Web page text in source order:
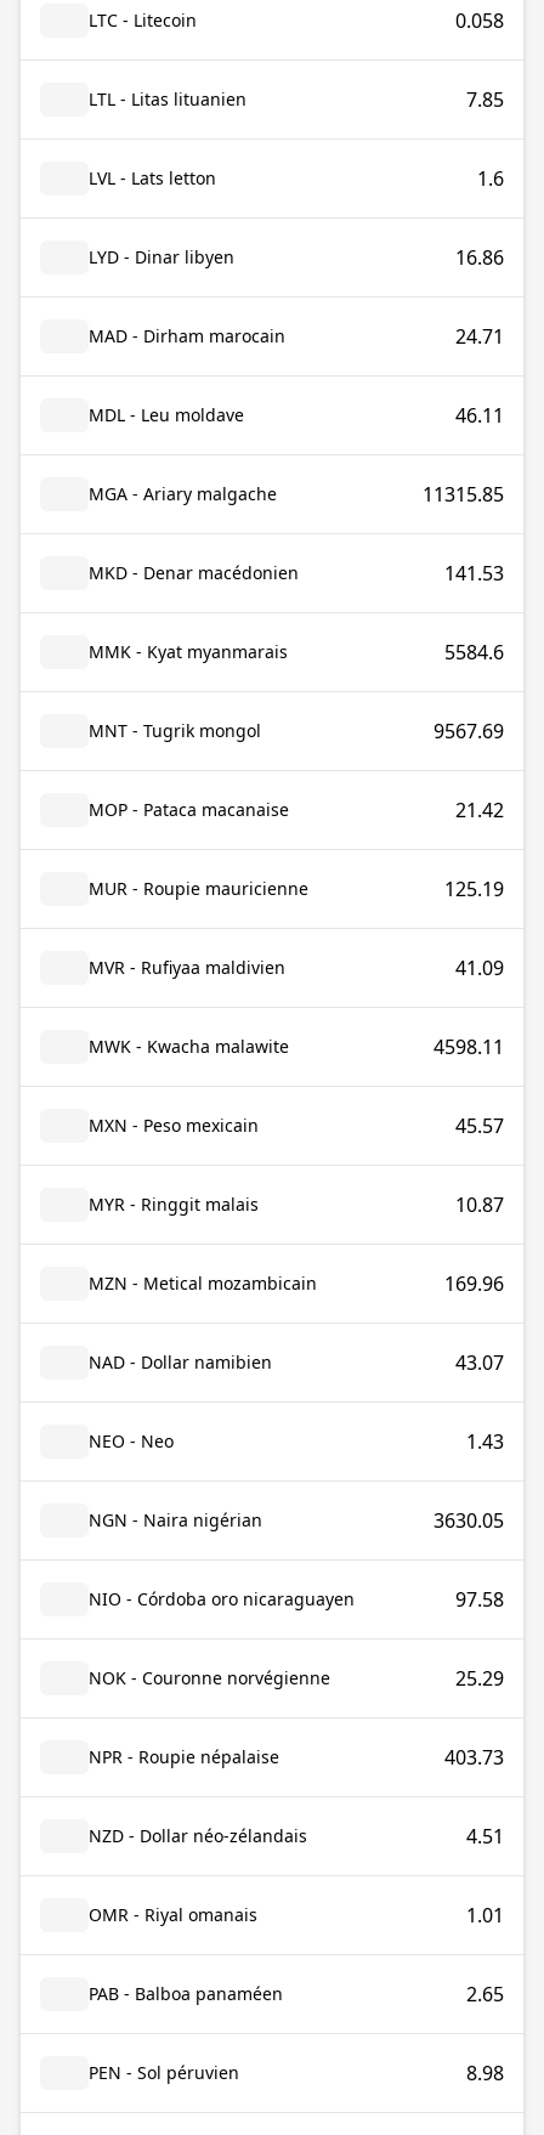
LTC - Litecoin 0.058
LTL - Litas lituanien 7.85
LVL - Lats letton 1.6
LYD - Dinar libyen 16.86
MAD - Dirham marocain 24.71
MDL - Leu moldave 46.11
MGA - Ariary malgache 11315.85
MKD - Denar macédonien 141.53
MMK - Kyat myanmarais 5584.6
MNT - Tugrik mongol 9567.69
MOP - Pataca macanaise 21.42
MUR - Roupie mauricienne 125.19
MVR - Rufiyaa maldivien 41.09
MWK - Kwacha malawite 4598.11
MXN - Peso mexicain 45.57
MYR - Ringgit malais 10.87
MZN - Metical mozambicain 169.96
NAD - Dollar namibien 43.07
NEO - Neo 1.43
NGN - Naira nigérian 3630.05
NIO - Córdoba oro nicaraguayen 97.58
NOK - Couronne norvégienne 25.29
NPR - Roupie népalaise 403.73
NZD - Dollar néo-zélandais 4.51
OMR - Riyal omanais 1.01
PAB - Balboa panaméen 2.65
PEN - Sol péruvien 8.98